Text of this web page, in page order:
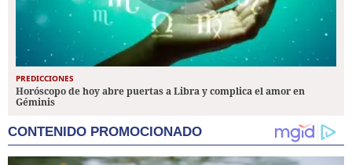
PREDICCIONES
Horóscopo de hoy abre puertas a Libra y complica el amor en
Géminis
CONTENIDO PROMOCIONADO